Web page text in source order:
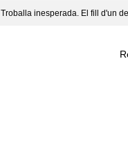
Troballa inesperada. El fill d'un